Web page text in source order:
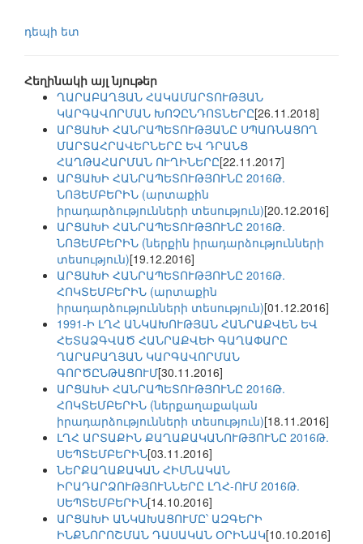
դեպի ետ
Հեղինակի այլ նյութեր
ՂԱՐԱԲԱՂՅԱՆ ՀԱԿԱՄԱՐՏՈՒԹՅԱՆ
ԿԱՐԳԱՎՈՐՄԱՆ ԽՈՉԸՆԴՈՏՆԵՐԸ[26.11.2018]
ԱՐՑԱԽԻ ՀԱՆՐԱՊԵՏՈՒԹՅԱՆԸ ՍՊԱՌՆԱՑՈՂ
ՄԱՐՏԱՀՐԱՎԵՐՆԵՐԸ ԵՎ ԴՐԱՆՑ
ՀԱՂԹԱՀԱՐՄԱՆ ՈՒՂԻՆԵՐԸ[22.11.2017]
ԱՐՑԱԽԻ ՀԱՆՐԱՊԵՏՈՒԹՅՈՒՆԸ 2016Թ.
ՆՈՅԵՄԲԵՐԻՆ (արտաքին
իրադարձությունների տեսություն)[20.12.2016]
ԱՐՑԱԽԻ ՀԱՆՐԱՊԵՏՈՒԹՅՈՒՆԸ 2016Թ.
ՆՈՅԵՄԲԵՐԻՆ (ներքին իրադարձությունների
տեսություն)[19.12.2016]
ԱՐՑԱԽԻ ՀԱՆՐԱՊԵՏՈՒԹՅՈՒՆԸ 2016Թ.
ՀՈԿՏԵՄԲԵՐԻՆ (արտաքին
իրադարձությունների տեսություն)[01.12.2016]
1991-Ի ԼՂՀ ԱՆԿԱԽՈՒԹՅԱՆ ՀԱՆՐԱՔՎԵՆ ԵՎ
ՀԵՏԱՁԳՎԱԾ ՀԱՆՐԱՔՎԵԻ ԳԱՂԱՓԱՐԸ
ՂԱՐԱԲԱՂՅԱՆ ԿԱՐԳԱՎՈՐՄԱՆ
ԳՈՐԾԸՆԹԱՑՈՒՄ[30.11.2016]
ԱՐՑԱԽԻ ՀԱՆՐԱՊԵՏՈՒԹՅՈՒՆԸ 2016Թ.
ՀՈԿՏԵՄԲԵՐԻՆ (ներքաղաքական
իրադարձությունների տեսություն)[18.11.2016]
ԼՂՀ ԱՐՏԱՔԻՆ ՔԱՂԱՔԱԿԱՆՈՒԹՅՈՒՆԸ 2016Թ.
ՍԵՊՏԵՄԲԵՐԻՆ[03.11.2016]
ՆԵՐՔԱՂԱՔԱԿԱՆ ՀԻՄՆԱԿԱՆ
ԻՐԱԴԱՐՁՈՒԹՅՈՒՆՆԵՐԸ ԼՂՀ-ՈՒՄ 2016Թ.
ՍԵՊՏԵՄԲԵՐԻՆ[14.10.2016]
ԱՐՑԱԽԻ ԱՆԿԱԽԱՑՈՒՄԸ՝ ԱԶԳԵՐԻ
ԻՆՔՆՈՐՈՇՄԱՆ ԴԱՍԱԿԱՆ ՕՐԻՆԱԿ[10.10.2016]